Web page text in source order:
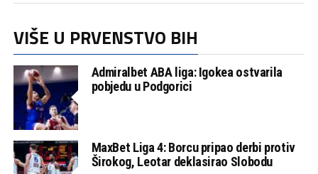
VIŠE U PRVENSTVO BIH
Admiralbet ABA liga: Igokea ostvarila
pobjedu u Podgorici
MaxBet Liga 4: Borcu pripao derbi protiv
Širokog, Leotar deklasirao Slobodu